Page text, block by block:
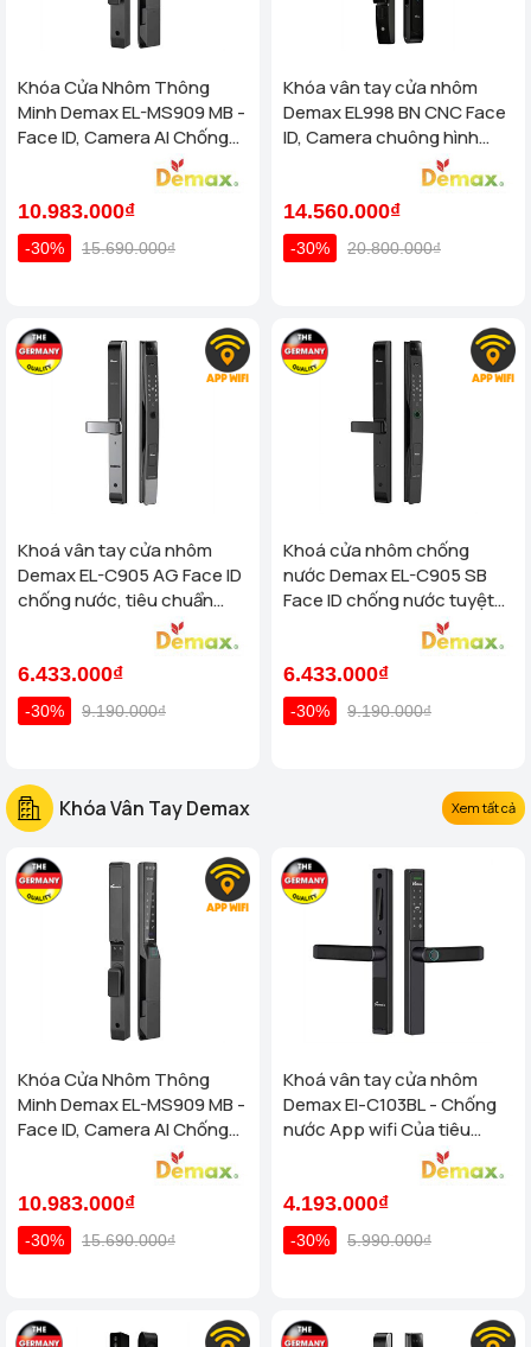
Khóa Cửa Nhôm Thông
Minh Demax EL-MS909 MB -
Face ID, Camera AI Chống
Nước IP66 Cho Cửa Nhôm
10.983.000₫
-30% 15.690.000₫
Khóa vân tay cửa nhôm
Demax EL998 BN CNC Face
ID, Camera chuông hình
chống nước của tiêu chuẩn
14.560.000₫
-30% 20.800.000₫
Khoá vân tay cửa nhôm
Demax EL-C905 AG Face ID
chống nước, tiêu chuẩn
6.433.000₫
-30% 9.190.000₫
Khoá cửa nhôm chống
nước Demax EL-C905 SB
Face ID chống nước tuyệt
đối - tiêu chuẩn Của Đức
6.433.000₫
-30% 9.190.000₫
Khóa Vân Tay Demax Xem tất cả
Khóa Cửa Nhôm Thông
Minh Demax EL-MS909 MB -
Face ID, Camera AI Chống
Nước IP66 Cho Cửa Nhôm
10.983.000₫
-30% 15.690.000₫
Khoá vân tay cửa nhôm
Demax El-C103BL - Chống
nước App wifi Của tiêu
4.193.000₫
-30% 5.990.000₫